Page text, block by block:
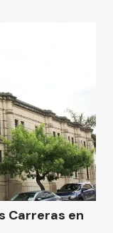
Carreras en